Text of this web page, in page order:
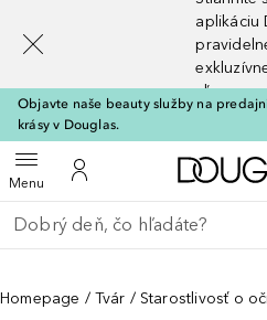
aplikáciu
zľavy
Objavte naše beauty služby na
krásy v Douglas.
MenuOtvoriť menuDo môjho účtu
Choď späť
Vykonajte vyhľadávanie
Homepage Tvár Starostlivosť o
[navigation.slideout.screenreader]